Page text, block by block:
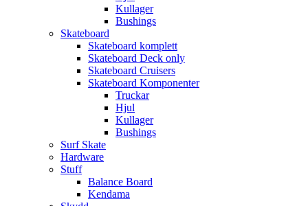
Kullager
Bushings
Skateboard
Skateboard komplett
Skateboard Deck only
Skateboard Cruisers
Skateboard Komponenter
Truckar
Hjul
Kullager
Bushings
Surf Skate
Hardware
Stuff
Balance Board
Kendama